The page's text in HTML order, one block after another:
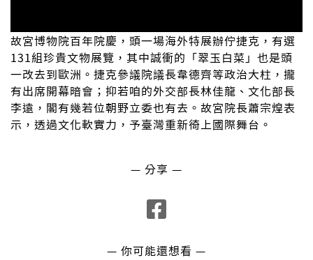
故宮博物院百年院慶，頭一場海外特展辦佇捷克，有選
131組珍貴文物展覽，其中誠衝的「翠玉白菜」也是頭
一改去到歐洲。捷克參議院議長韋德齊等政治大柱，攏
有出席開幕暗會；抑若咱的外交部長林佳龍、文化部長
李遠，閣有幾若位朝野立委也有去。故宮院長蕭宗煌表
示，透過文化軟實力，予臺灣重新徛上國際舞台。
— 分享 —
— 你可能還想看 —